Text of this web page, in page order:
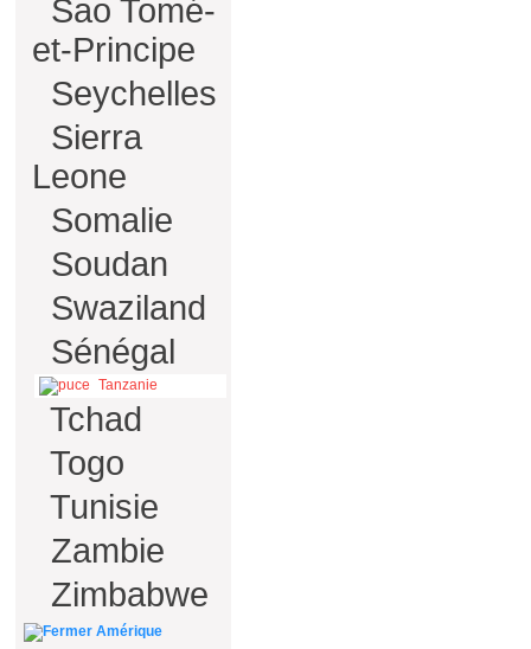
Sao Tomé-
et-Principe
Seychelles
Sierra
Leone
Somalie
Soudan
Swaziland
Sénégal
Tanzanie
Tchad
Togo
Tunisie
Zambie
Zimbabwe
Amérique